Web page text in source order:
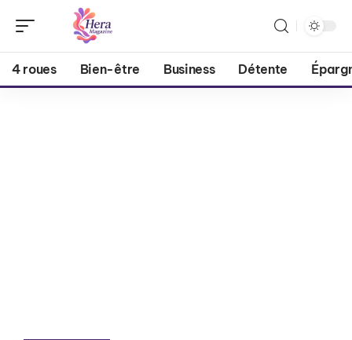
4 roues Bien-être Business Détente